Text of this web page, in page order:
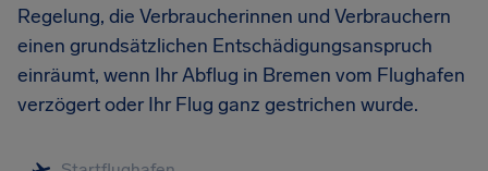
Regelung, die Verbraucherinnen und Verbrauchern
einen grundsätzlichen Entschädigungsanspruch
einräumt, wenn Ihr Abflug in Bremen vom Flughafen
verzögert oder Ihr Flug ganz gestrichen wurde.